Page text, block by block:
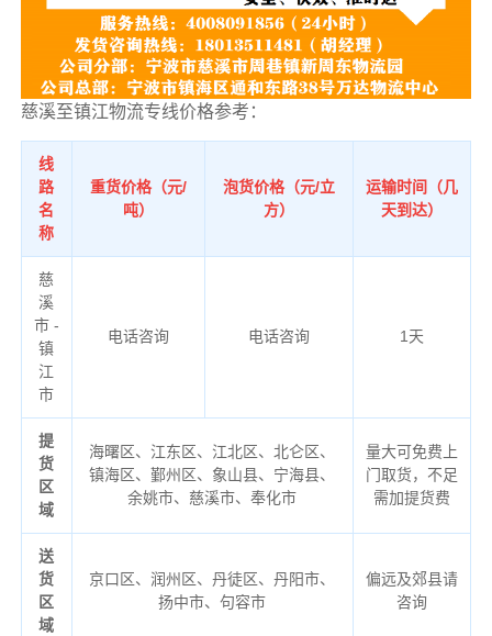
慈溪至镇江物流专线价格参考：
线
路
名
称
重货价格（元/
吨）
泡货价格（元/立
方）
运输时间（几
天到达）
慈
溪
市 -
镇
江
市
电话咨询 电话咨询 1天
提
货
区
域
海曙区、江东区、江北区、北仑区、
镇海区、鄞州区、象山县、宁海县、
余姚市、慈溪市、奉化市
量大可免费上
门取货，不足
需加提货费
送
货
区
域
京口区、润州区、丹徒区、丹阳市、
扬中市、句容市
偏远及郊县请
咨询